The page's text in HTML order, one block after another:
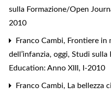
sulla Formazione/Open
2010
Franco Cambi, Frontiere in
dell’infanzia, oggi, Studi sulla
Education: Anno XIII, I-2010
Franco Cambi, La bellezza